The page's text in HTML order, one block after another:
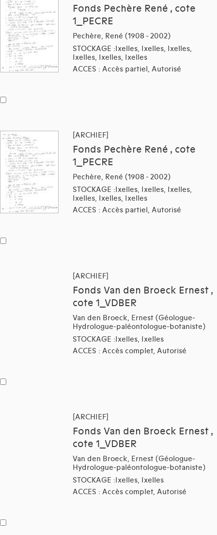
Fonds Pechère René , cote
1_PECRE
Pechère, René (1908 - 2002)
STOCKAGE :Ixelles, Ixelles, Ixelles,
Ixelles, Ixelles, Ixelles
ACCES : Accès partiel, Autorisé
[ARCHIEF]
Fonds Pechère René , cote
1_PECRE
Pechère, René (1908 - 2002)
STOCKAGE :Ixelles, Ixelles, Ixelles,
Ixelles, Ixelles, Ixelles
ACCES : Accès partiel, Autorisé
[ARCHIEF]
Fonds Van den Broeck Ernest ,
cote 1_VDBER
Van den Broeck, Ernest (Géologue-
Hydrologue-paléontologue-botaniste)
STOCKAGE :Ixelles, Ixelles
ACCES : Accès complet, Autorisé
[ARCHIEF]
Fonds Van den Broeck Ernest ,
cote 1_VDBER
Van den Broeck, Ernest (Géologue-
Hydrologue-paléontologue-botaniste)
STOCKAGE :Ixelles, Ixelles
ACCES : Accès complet, Autorisé